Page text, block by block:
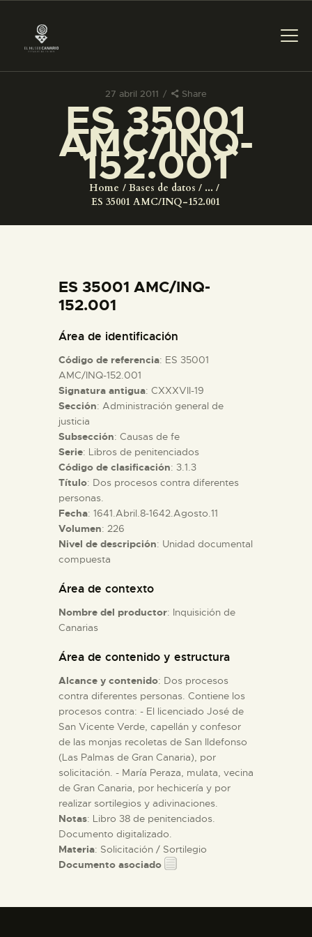
27 abril 2011 Share
ES 35001
AMC/INQ-
152.001
Home Bases de datos
...
ES 35001 AMC/INQ-152.001
PREPARAR LA VISITA
ACTIVIDADES
COLECCIONES
ESPAÑOL
PREPARAR LA VISITA
ACTIVIDADES
█
EL MUSEO
DIDÁCTICA
ESPAÑOL
ES 35001 AMC/INQ-
152.001
Área de identificación
Código de referencia: ES 35001
AMC/INQ-152.001
Signatura antigua: CXXXVII-19
Sección: Administración general de
justicia
Subsección: Causas de fe
Serie: Libros de penitenciados
Código de clasificación: 3.1.3
Título: Dos procesos contra diferentes
personas.
Fecha: 1641.Abril.8-1642.Agosto.11
Volumen: 226
Nivel de descripción: Unidad documental
compuesta
Área de contexto
Nombre del productor: Inquisición de
Canarias
Área de contenido y estructura
Alcance y contenido: Dos procesos
contra diferentes personas. Contiene los
procesos contra: - El licenciado José de
San Vicente Verde, capellán y confesor
de las monjas recoletas de San Ildefonso
(Las Palmas de Gran Canaria), por
solicitación. - María Peraza, mulata, vecina
de Gran Canaria, por hechicería y por
realizar sortilegios y adivinaciones.
Notas: Libro 38 de penitenciados.
Documento digitalizado.
Materia: Solicitación / Sortilegio
Documento asociado